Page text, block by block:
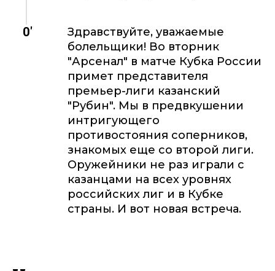
0'
Здравствуйте, уважаемые
болельщики! Во вторник
"Арсенал" в матче Кубка России
примет представителя
премьер-лиги казанский
"Рубин". Мы в предвкушении
интригующего
противостояния соперников,
знакомых еще со второй лиги.
Оружейники не раз играли с
казанцами на всех уровнях
российских лиг и в Кубке
страны. И вот новая встреча.